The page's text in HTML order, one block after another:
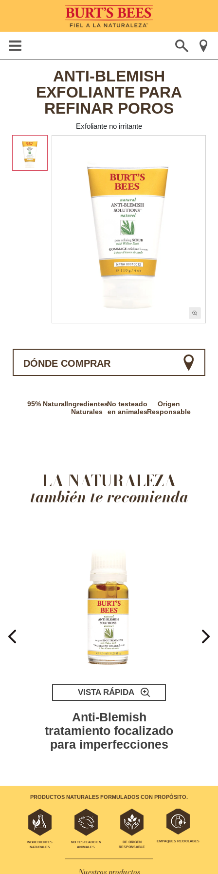
ANTI-BLEMISH
EXFOLIANTE PARA
REFINAR POROS
Exfoliante no irritante
DÓNDE COMPRAR
95% NaturalIngredientes
Naturales
No testeado
en animales
Origen
Responsable
LA NATURALEZA
también te recomienda
VISTA RÁPIDA
Anti-Blemish
tratamiento focalizado
para imperfecciones
PRODUCTOS NATURALES FORMULADOS CON PROPÓSITO.
INGREDIENTES
NATURALES
NO TESTEADO EN
ANIMALES
DE ORIGEN
RESPONSABLE
EMPAQUES RECICLABES
Nuestros productos